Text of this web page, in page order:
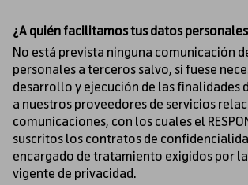
¿A quién facilitamos tus datos
No está prevista ninguna comunicación
personales a terceros salvo, si fuese
desarrollo y ejecución de las finalidades
a nuestros proveedores de servicios
comunicaciones, con los cuales el
suscritos los contratos de
encargado de tratamiento exigidos por
vigente de privacidad.